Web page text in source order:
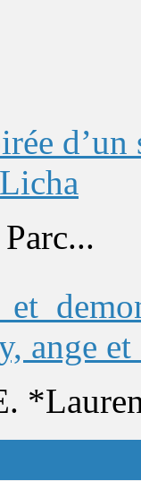
ange et